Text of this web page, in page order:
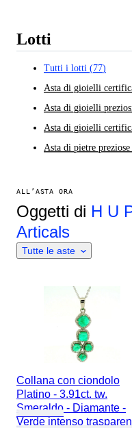
Lotti
Tutti i lotti (77)
Asta di gioielli
Asta di gioielli
Asta di gioielli
Asta di pietre preziose
ALL’ASTA ORA
Oggetti di H U
Articals
Tutte le aste
Collana con ciondolo
Platino - 3.91ct. tw.
Smeraldo - Diamante -
Verde intenso